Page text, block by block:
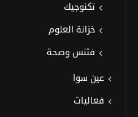
تكنوجيك
خزانة العلوم
فتنس وصحة
عين سوا
فعاليات